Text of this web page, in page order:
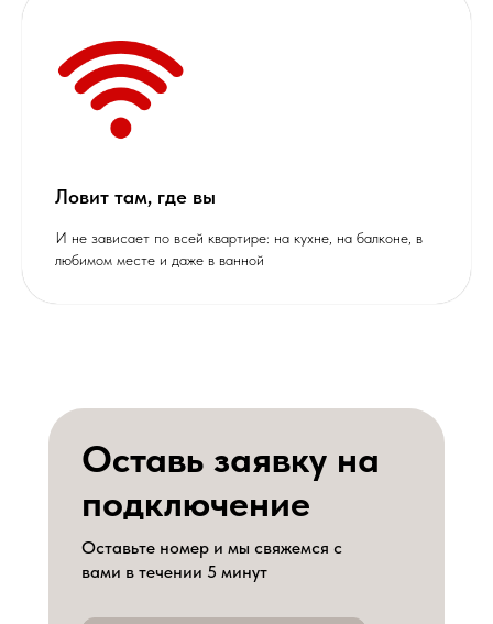
Ловит там, где вы
И не зависает по всей квартире: на кухне, на балконе, в
любимом месте и даже в ванной
Оставь заявку на
подключение
Оставьте номер и мы свяжемся с
вами в течении 5 минут